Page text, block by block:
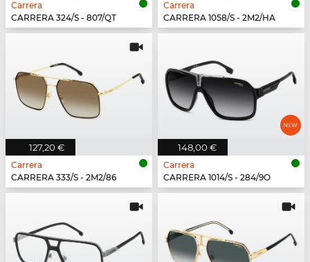
Carrera
CARRERA 324/S - 807/QT
Carrera
CARRERA 1058/S - 2M2/HA
127,20 €
Carrera
CARRERA 333/S - 2M2/86
148,00 €
Carrera
CARRERA 1014/S - 284/9O